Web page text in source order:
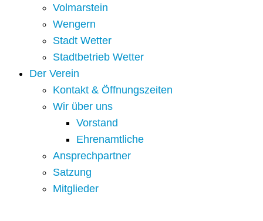
Volmarstein
Wengern
Stadt Wetter
Stadtbetrieb Wetter
Der Verein
Kontakt & Öffnungszeiten
Wir über uns
Vorstand
Ehrenamtliche
Ansprechpartner
Satzung
Mitglieder